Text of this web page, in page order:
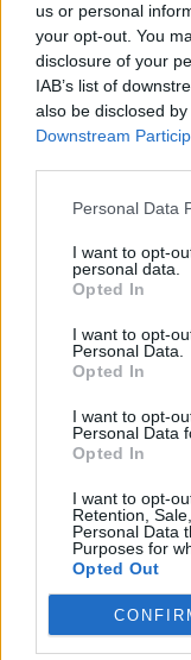
us or personal
your opt-out. You
disclosure of your
IAB’s list of
also be disclosed
Downstream
Personal Data
I want to opt-
personal data.
Opted In
I want to opt-
Personal Data.
Opted In
I want to opt-
Personal Data
Opted In
I want to opt-
Retention,
Personal Data
Purposes for
Opted Out
Thisted
Familien
Frederikke
Journalist
THISTED: Efter
William
Camping nu
Thusgaard
den fjerde i
Janni og William
Camping den 1.
frem til midten
årrække været